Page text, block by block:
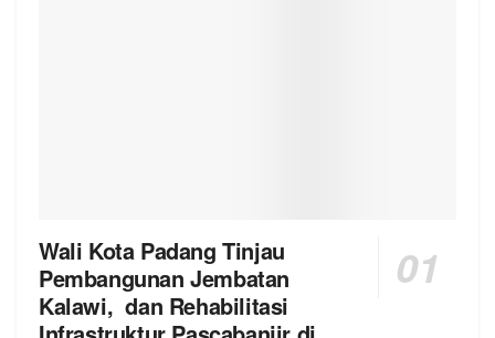
Wali Kota Padang Tinjau
Pembangunan Jembatan
Kalawi, dan Rehabilitasi